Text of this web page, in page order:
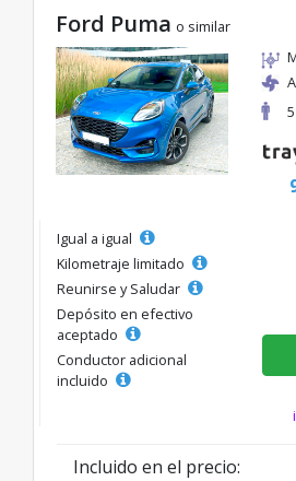
Ford Puma o similar
5
Igual a igual
Kilometraje limitado
Reunirse y Saludar
Depósito en efectivo
aceptado
Conductor adicional
incluido
Incluido en el precio: